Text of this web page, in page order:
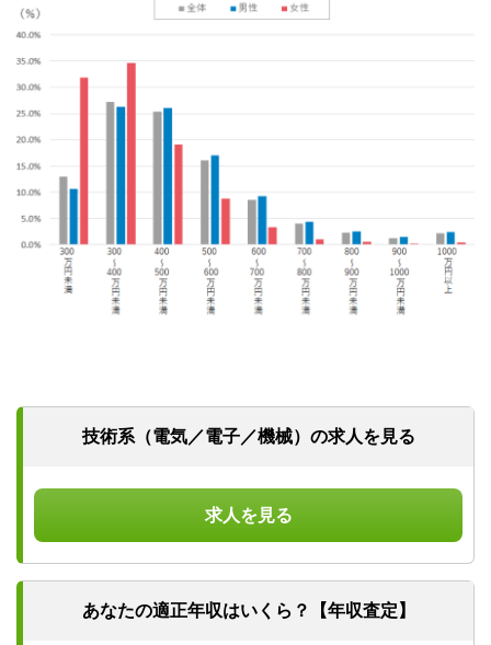
技術系（電気／電子／機械）の求人を見る
求人を見る
あなたの適正年収はいくら？【年収査定】